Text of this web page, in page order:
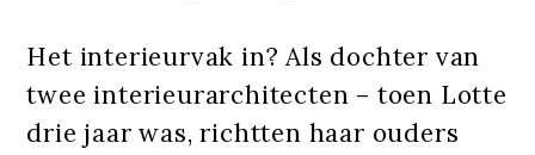
Het interieurvak in? Als dochter van
twee interieurarchitecten – toen Lotte
drie jaar was, richtten haar ouders